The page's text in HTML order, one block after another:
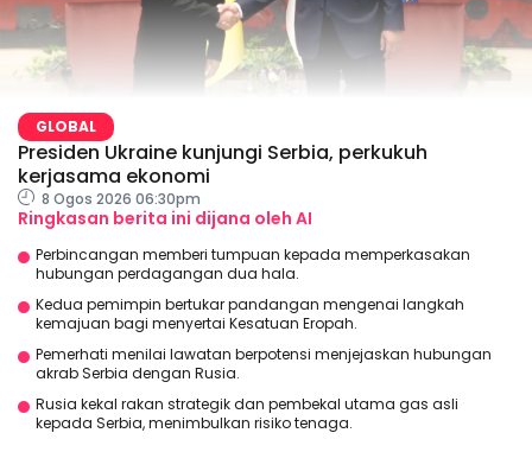
GLOBAL
Presiden Ukraine kunjungi Serbia, perkukuh
kerjasama ekonomi
8 Ogos 2026 06:30pm
Ringkasan berita ini dijana oleh AI
Perbincangan memberi tumpuan kepada memperkasakan
hubungan perdagangan dua hala.
Kedua pemimpin bertukar pandangan mengenai langkah
kemajuan bagi menyertai Kesatuan Eropah.
Pemerhati menilai lawatan berpotensi menjejaskan hubungan
akrab Serbia dengan Rusia.
Rusia kekal rakan strategik dan pembekal utama gas asli
kepada Serbia, menimbulkan risiko tenaga.